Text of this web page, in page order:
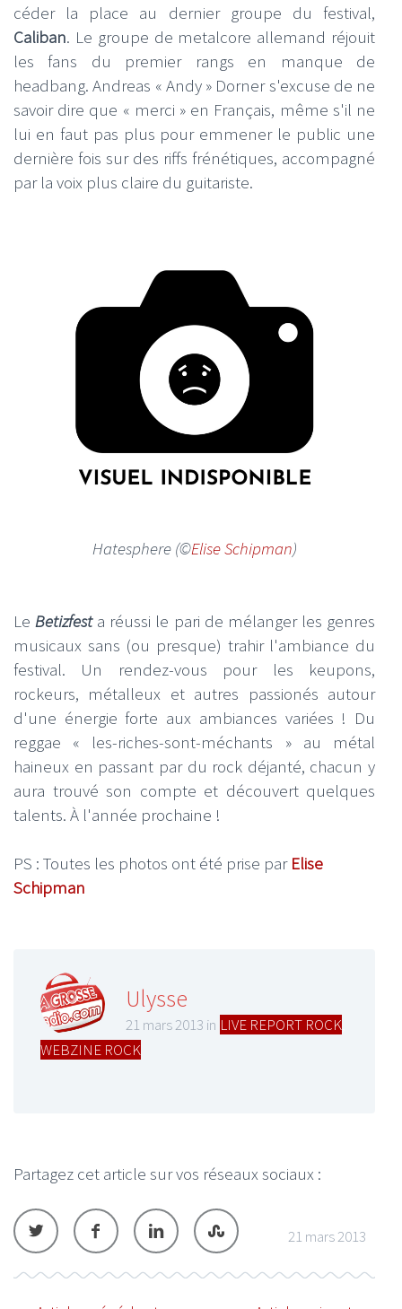
céder la place au dernier groupe du festival,
Caliban. Le groupe de metalcore allemand réjouit
les fans du premier rangs en manque de
headbang. Andreas « Andy » Dorner s'excuse de ne
savoir dire que « merci » en Français, même s'il ne
lui en faut pas plus pour emmener le public une
dernière fois sur des riffs frénétiques, accompagné
par la voix plus claire du guitariste.
Hatesphere (©Elise Schipman)
Le Betizfesta réussi le pari de mélanger les genres
musicaux sans (ou presque) trahir l'ambiance du
festival. Un rendez-vous pour les keupons,
rockeurs, métalleux et autres passionés autour
d'une énergie forte aux ambiances variées ! Du
reggae « les-riches-sont-méchants » au métal
haineux en passant par du rock déjanté, chacun y
aura trouvé son compte et découvert quelques
talents. À l'année prochaine !
PS : Toutes les photos ont été prise par Elise
Schipman
Ulysse
21 mars 2013 in LIVE REPORT ROCK
WEBZINE ROCK
Partagez cet article sur vos réseaux sociaux :
21 mars 2013